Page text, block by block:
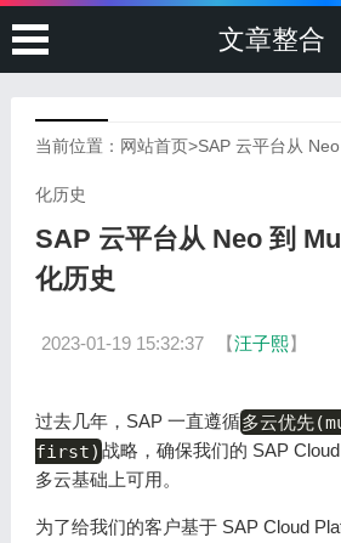
文章整合
当前位置： 网站首页>SAP 云平台从
化历史
SAP 云平台从 Neo 到
化历史
2023-01-19 15:32:37 【汪子熙】
过去几年，SAP 一直遵循多云优先
first) 战略，确保我们的 SAP
多云基础上可用。
为了给我们的客户基于 SAP Cloud